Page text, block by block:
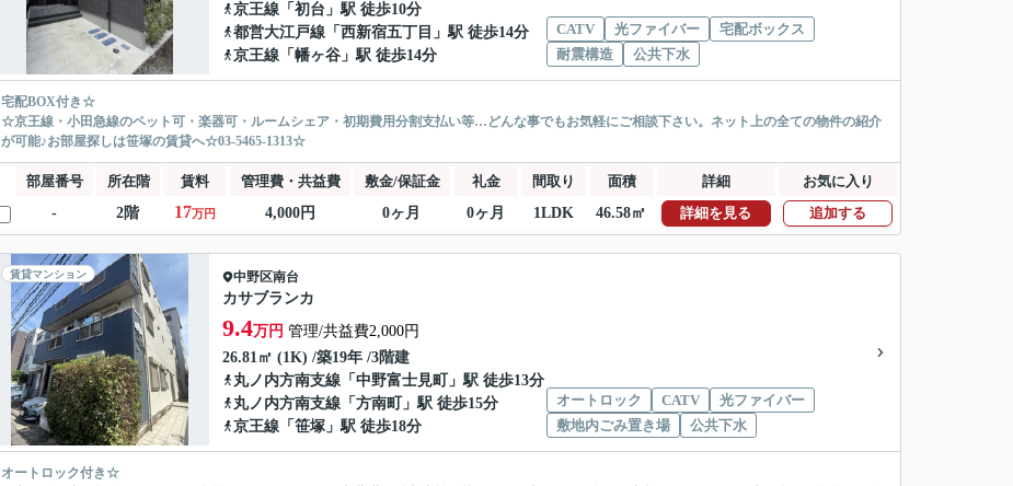
京王線 「 初台 」駅 徒歩10分
都営大江戸線 「 西新宿五丁目 」駅 徒歩14分
京王線 「 幡ヶ谷 」駅 徒歩14分
CATV 光ファイバー
宅配ボックス
耐震構造
公共下水
宅配BOX付き☆
☆京王線・小田急線のペット可・楽器可・ルームシェア・初期費用分割支払い等…どんな事でもお気軽にご相談下さい。ネット上の全ての物件の紹介
が可能♪お部屋探しは笹塚の賃貸へ☆03-5465-1313☆
部屋番号 所在階 賃料 管理費・共益費 敷金/保証金 礼金 間取り 面積 詳細
お気に入り
-
2階 17万円 4,000円 0ヶ月 0ヶ月 1LDK 46.58㎡ 詳細を見る 追加する
賃貸マンション 中野区南台
カサブランカ
9.4万円 管理/共益費2,000円
26.81㎡ (1K) /築19年 /3階建
丸ノ内方南支線 「 中野富士見町
」駅 徒歩13分
丸ノ内方南支線 「 方南町
」駅 徒歩15分
京王線 「 笹塚 」駅 徒歩18分
オートロック CATV
光ファイバー
敷地内ごみ置き場
公共下水
オートロック付き☆